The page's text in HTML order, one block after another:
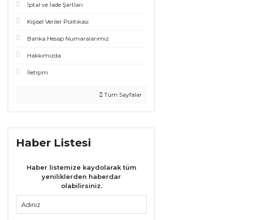
İptal ve İade Şartları
Kişisel Veriler Politikası
Banka Hesap Numaralarımız
Hakkımızda
İletişim
Tüm Sayfalar
Haber Listesi
Haber listemize kaydolarak tüm
yeniliklerden haberdar
olabilirsiniz.